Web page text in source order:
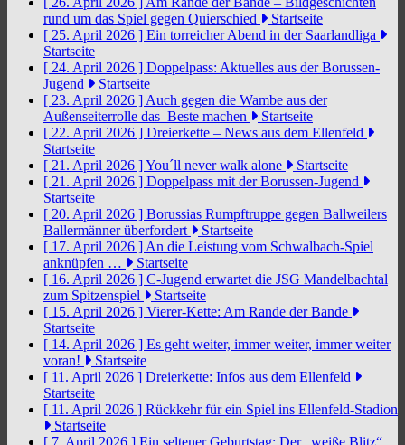
rund um das Spiel gegen Quierschied
Startseite
[ 25. April 2026 ] Ein torreicher Abend in der Saarlandliga
Startseite
[ 24. April 2026 ] Doppelpass: Aktuelles aus der Borussen-
Jugend
Startseite
[ 23. April 2026 ] Auch gegen die Wambe aus der
Außenseiterrolle das Beste machen
Startseite
[ 22. April 2026 ] Dreierkette – News aus dem Ellenfeld
Startseite
[ 21. April 2026 ]You´ll never walk alone
Startseite
[ 21. April 2026 ] Doppelpass mit der Borussen-Jugend
Startseite
[ 20. April 2026 ] Borussias Rumpftruppe gegen Ballweilers
Ballermänner überfordert
Startseite
[ 17. April 2026 ] An die Leistung vom Schwalbach-Spiel
anknüpfen …
Startseite
[ 16. April 2026 ] C-Jugend erwartet die JSG Mandelbachtal
zum Spitzenspiel
Startseite
[ 15. April 2026 ] Vierer-Kette: Am Rande der Bande
Startseite
[ 14. April 2026 ] Es geht weiter, immer weiter, immer weiter
voran!
Startseite
[ 11. April 2026 ] Dreierkette: Infos aus dem Ellenfeld
Startseite
[ 11. April 2026 ] Rückkehr für ein Spiel ins Ellenfeld-Stadion
Startseite
[ 7. April 2026 ] Ein seltener Geburtstag: Der „weiße Blitz“